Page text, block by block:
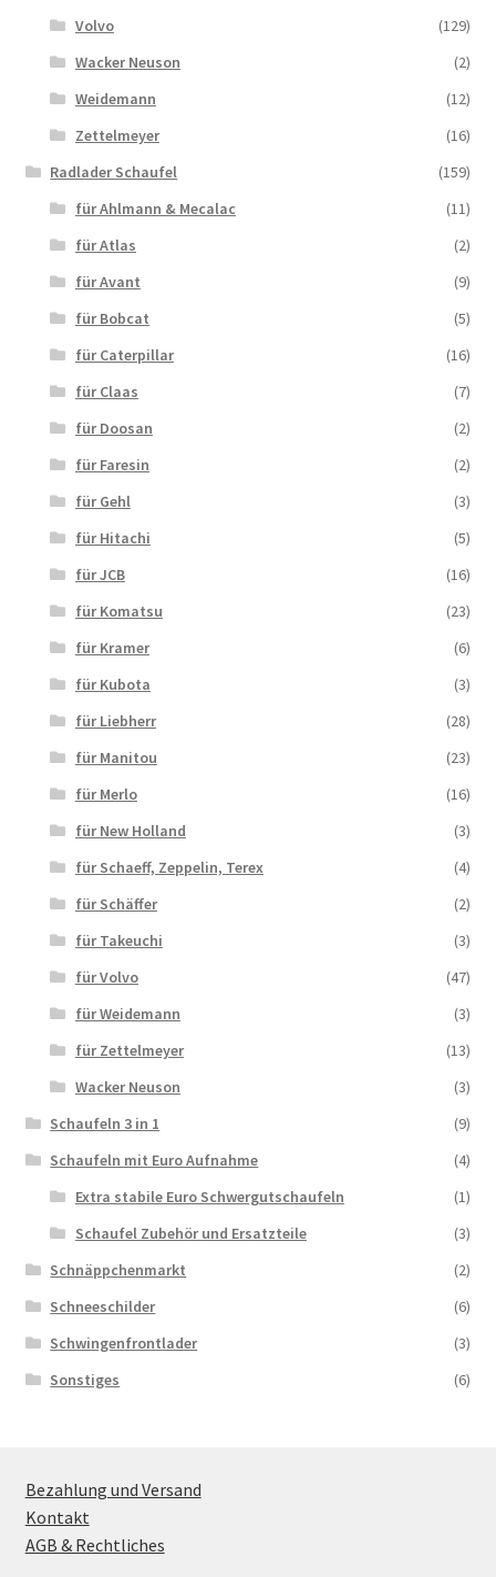
Volvo
(129)
Wacker Neuson
(2)
Weidemann
(12)
Zettelmeyer
(16)
Radlader Schaufel
(159)
für Ahlmann & Mecalac
(11)
für Atlas
(2)
für Avant
(9)
für Bobcat
(5)
für Caterpillar
(16)
für Claas
(7)
für Doosan
(2)
für Faresin
(2)
für Gehl
(3)
für Hitachi
(5)
für JCB
(16)
für Komatsu
(23)
für Kramer
(6)
für Kubota
(3)
für Liebherr
(28)
für Manitou
(23)
für Merlo
(16)
für New Holland
(3)
für Schaeff, Zeppelin, Terex
(4)
für Schäffer
(2)
für Takeuchi
(3)
für Volvo
(47)
für Weidemann
(3)
für Zettelmeyer
(13)
Wacker Neuson
(3)
Schaufeln 3 in 1
(9)
Schaufeln mit Euro Aufnahme
(4)
Extra stabile Euro Schwergutschaufeln
(1)
Schaufel Zubehör und Ersatzteile
(3)
Schnäppchenmarkt
(2)
Schneeschilder
(6)
Schwingenfrontlader
(3)
Sonstiges
(6)
Bezahlung und Versand
Kontakt
AGB & Rechtliches